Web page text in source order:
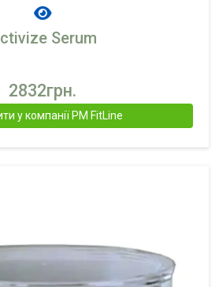
Serum
2832грн.
у компанії PM FitLine